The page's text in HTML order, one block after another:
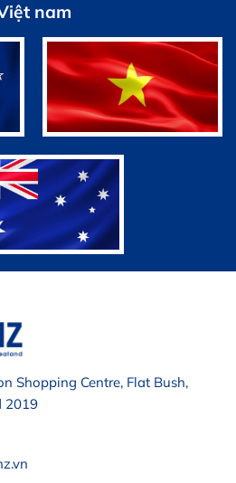
nam
Shopping Centre, Flat Bush,
2019